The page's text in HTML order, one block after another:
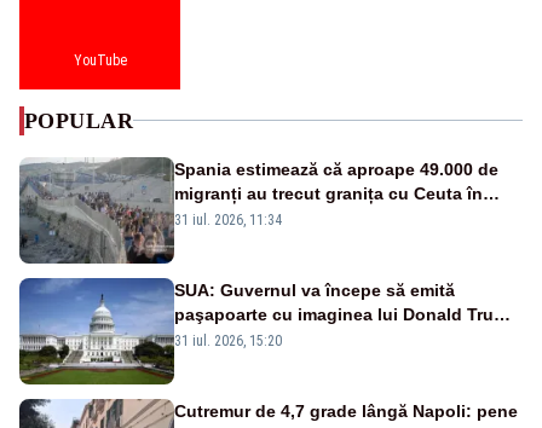
YouTube
POPULAR
Spania estimează că aproape 49.000 de
migranți au trecut granița cu Ceuta în
ultimele 24 de ore. Bilanțul morților a
31 iul. 2026, 11:34
SUA: Guvernul va începe să emită
paşapoarte cu imaginea lui Donald Trump
începând cu 8 august
31 iul. 2026, 15:20
Cutremur de 4,7 grade lângă Napoli: pene